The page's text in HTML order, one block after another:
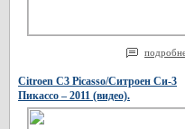
Citroen C3 Picasso/Ситроен Си-3
Пикассо – 2011 (видео).